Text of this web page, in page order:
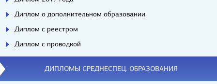
Диплом о дополнительном образовании
Диплом с реестром
Диплом с проводкой
ДИПЛОМЫ СРЕДНЕСПЕЦ. ОБРАЗОВАНИЯ